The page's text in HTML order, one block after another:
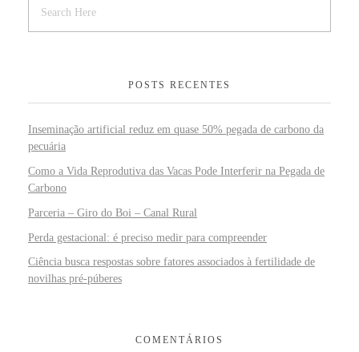
POSTS RECENTES
Inseminação artificial reduz em quase 50% pegada de carbono da
pecuária
Como a Vida Reprodutiva das Vacas Pode Interferir na Pegada de
Carbono
Parceria – Giro do Boi – Canal Rural
Perda gestacional: é preciso medir para compreender
Ciência busca respostas sobre fatores associados à fertilidade de
novilhas pré-púberes
COMENTÁRIOS